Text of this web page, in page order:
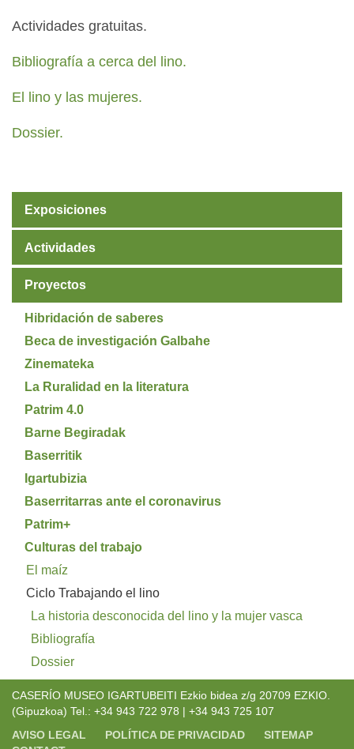
Actividades gratuitas.
Bibliografía a cerca del lino.
El lino y las mujeres.
Dossier.
Exposiciones
Actividades
Proyectos
Hibridación de saberes
Beca de investigación Galbahe
Zinemateka
La Ruralidad en la literatura
Patrim 4.0
Barne Begiradak
Baserritik
Igartubizia
Baserritarras ante el coronavirus
Patrim+
Culturas del trabajo
El maíz
Ciclo Trabajando el lino
La historia desconocida del lino y la mujer vasca
Bibliografía
Dossier
CASERÍO MUSEO IGARTUBEITI Ezkio bidea z/g 20709 EZKIO.
(Gipuzkoa) Tel.: +34 943 722 978 | +34 943 725 107
AVISO LEGAL
POLÍTICA DE PRIVACIDAD
SITEMAP